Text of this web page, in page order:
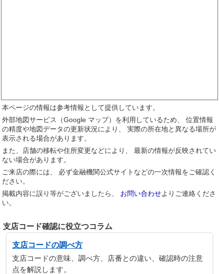
本ページの情報は参考情報として提供しています。
外部地図サービス（Google マップ）を利用しているため、 位置情報
の精度や地図データの更新状況により、 実際の所在地と異なる場所が
表示される場合があります。
また、店舗の移転や住所変更などにより、 最新の情報が反映されてい
ない場合があります。
ご来店の際には、 必ず金融機関公式サイトなどの一次情報をご確認く
ださい。
掲載内容に誤り等がございましたら、 お問い合わせよりご連絡くださ
い。
支店コード確認に役立つコラム
支店コードの調べ方
支店コードの意味、調べ方、店番との違い、確認時の注意
点を解説します。